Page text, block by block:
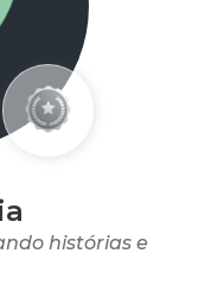
histórias e